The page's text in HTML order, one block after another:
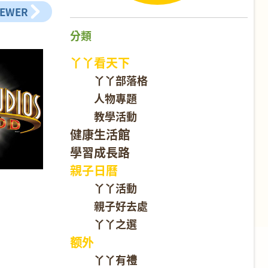
分類
丫丫看天下
丫丫部落格
人物專題
教學活動
健康生活館
學習成長路
親子日曆
丫丫活動
親子好去處
丫丫之選
额外
丫丫有禮